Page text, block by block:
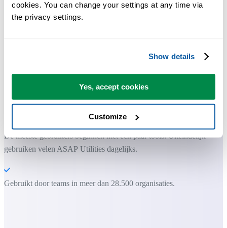
cookies. You can change your settings at any time via
the privacy settings.
Show details
Yes, accept cookies
Customize
Praktische tools die veel Excel-gebruikers in Excel missen.
ASAP Utilities helpt je tijd besparen en dingen doen die Excel alleen
Je kunt meteen aan de slag. Geen training nodig.
De meeste gebruikers beginnen met een paar tools. Uiteindelijk
gebruiken velen ASAP Utilities dagelijks.
Gebruikt door teams in meer dan 28.500 organisaties.